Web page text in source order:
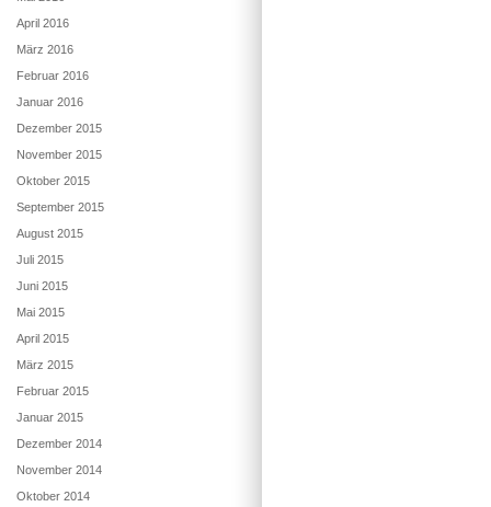
April 2016
März 2016
Februar 2016
Januar 2016
Dezember 2015
November 2015
Oktober 2015
September 2015
August 2015
Juli 2015
Juni 2015
Mai 2015
April 2015
März 2015
Februar 2015
Januar 2015
Dezember 2014
November 2014
Oktober 2014